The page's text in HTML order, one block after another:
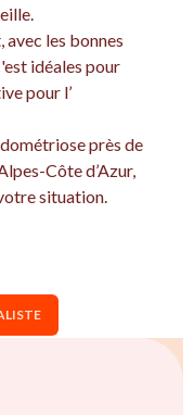
les bonnes
idéales pour
pour l’
près de
Côte d’Azur,
situation.